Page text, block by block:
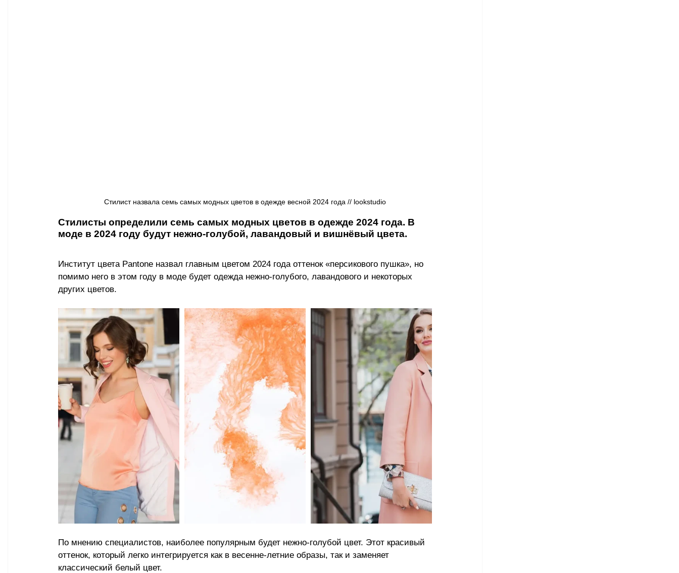
Стилист назвала семь самых модных цветов в одежде весной 2024 года // lookstudio
Стилисты определили семь самых модных цветов в одежде 2024 года. В
моде в 2024 году будут нежно-голубой, лавандовый и вишнёвый цвета.
Институт цвета Pantone назвал главным цветом 2024 года оттенок «персикового пушка», но
помимо него в этом году в моде будет одежда нежно-голубого, лавандового и некоторых
других цветов.
По мнению специалистов, наиболее популярным будет нежно-голубой цвет. Этот красивый
оттенок, который легко интегрируется как в весенне-летние образы, так и заменяет
классический белый цвет.